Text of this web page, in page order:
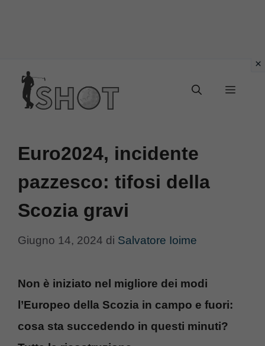
contenuto
Menu
Euro2024, incidente
pazzesco: tifosi della
Scozia gravi
Giugno 14, 2024 di Salvatore Ioime
Non è iniziato nel migliore dei modi
l’Europeo della Scozia in campo e fuori:
cosa sta succedendo in questi minuti?